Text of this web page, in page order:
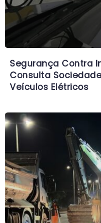
Segurança Contra
Consulta
Veículos Elétricos